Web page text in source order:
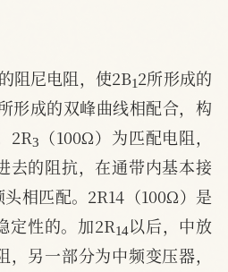
阻尼电阻，使2B 2所形成的
形成的双峰曲线相配合，构
2R3 （100Ω）为匹配电阻，
去的阻抗，在通带内基本接
相匹配。2R14（100Ω）是
定性的。加2R14以后，中放
另一部分为中频变压器，